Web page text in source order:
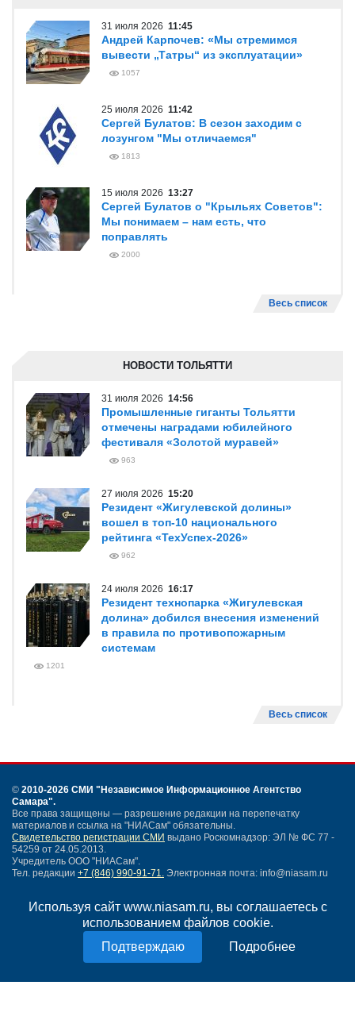
Используя сайт www.niasam.ru, вы соглашаетесь с
использованием файлов cookie.
Подробнее
31 июля 2026 11:45
Андрей Карпочев: «Мы стремимся
вывести „Татры“ из эксплуатации»
1057
25 июля 2026 11:42
Сергей Булатов: В сезон заходим с
лозунгом "Мы отличаемся"
1813
15 июля 2026 13:27
Сергей Булатов о "Крыльях Советов":
Мы понимаем – нам есть, что
поправлять
2000
Весь список
НОВОСТИ ТОЛЬЯТТИ
31 июля 2026 14:56
Промышленные гиганты Тольятти
отмечены наградами юбилейного
фестиваля «Золотой муравей»
963
27 июля 2026 15:20
Резидент «Жигулевской долины»
вошел в топ-10 национального
рейтинга «ТехУспех-2026»
962
24 июля 2026 16:17
Резидент технопарка «Жигулевская
долина» добился внесения изменений
в правила по противопожарным
системам
1201
Весь список
© 2010-2026 СМИ "Независимое Информационное Агентство
Самара".
Все права защищены — разрешение редакции на перепечатку
материалов и ссылка на "НИАСам" обязательны.
Свидетельство регистрации СМИ выдано Роскомнадзор: ЭЛ № ФС 77 -
54259 от 24.05.2013.
Учредитель ООО "НИАСам".
Тел. редакции +7 (846) 990-91-71. Электронная почта: info@niasam.ru
Карта сайта
Нашли ошибку?
Политика конфиденциальности
Согласие на обработку персональных данных